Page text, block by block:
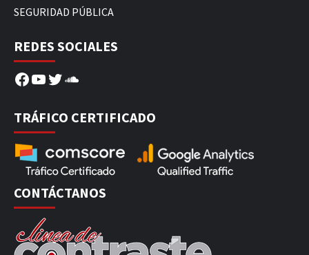
SEGURIDAD PÚBLICA
REDES SOCIALES
Facebook
YouTube
Twitter
SoundCloud
TRÁFICO CERTIFICADO
CONTÁCTANOS